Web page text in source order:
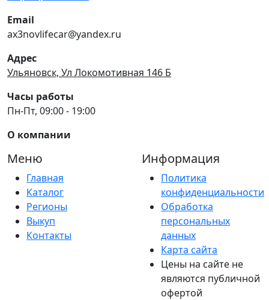
Email
ax3novlifecar@yandex.ru
Адрес
Ульяновск, Ул Локомотивная 146 Б
Часы работы
Пн-Пт, 09:00 - 19:00
О компании
Меню
Главная
Каталог
Регионы
Выкуп
Контакты
Информация
Политика
конфиденциальности
Обработка
персональных
данных
Карта сайта
Цены на сайте не
являются публичной
офертой